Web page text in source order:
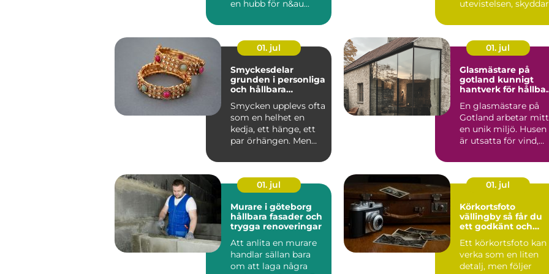
en hubb för n&au...
utevistelsen, skyddar
01. jul
Smyckesdelar
grunden i personliga
och hållbara
Smycken upplevs ofta
som en helhet en
kedja, ett hänge, ett
par örhängen. Men
...
01. jul
Glasmästare på
gotland kunnigt
hantverk för
glaslösningar
En glasmästare på
Gotland arbetar
en unik miljö. Husen
är utsatta för vind,
01. jul
Murare i göteborg
hållbara fasader och
trygga renoveringar
Att anlita en murare
handlar sällan bara
om att laga några
01. jul
Körkortsfoto
vällingby så får du
ett godkänt och
Ett körkortsfoto kan
verka som en liten
detalj, men följer